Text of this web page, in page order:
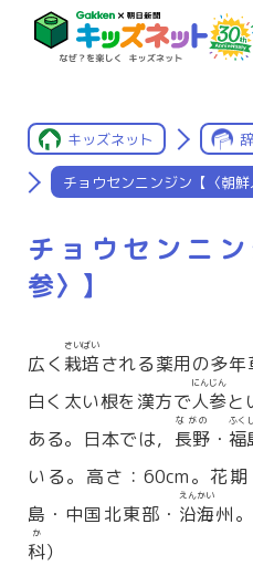
キッズネット
チョウセンニンジン【〈朝鮮
チョウセンニ
参〉】
広く栽培
さいばい
される薬用の多年
白く太い根を漢方で人参
にんじん
と
ある。日本では， 長野
ながの
・ 福
ふく
いる。高さ：60cm。花期
島・中国北東部・ 沿海
えんかい
州
科
か
）